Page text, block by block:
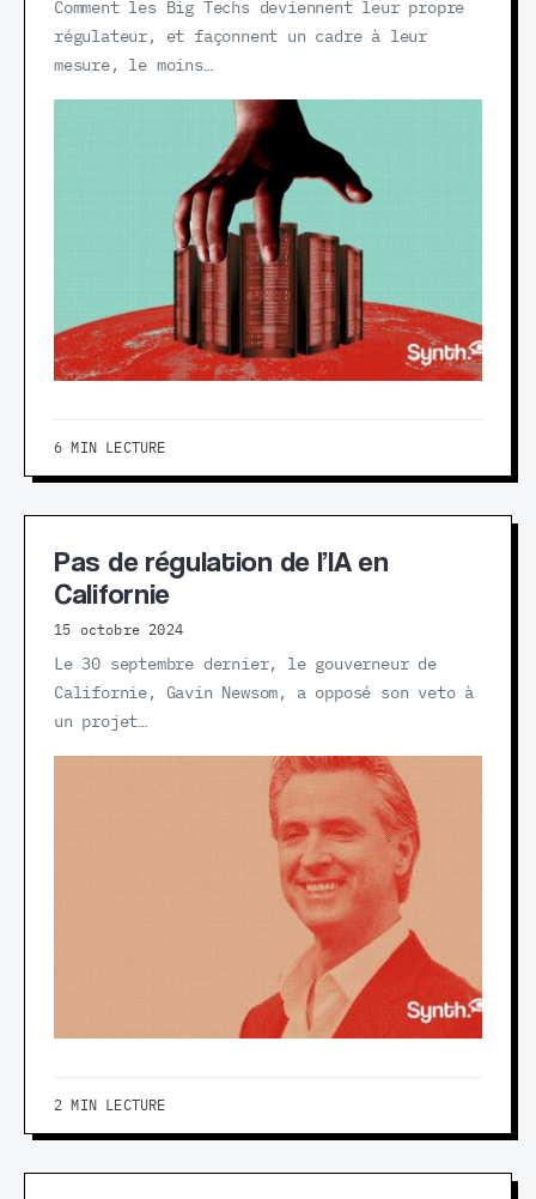
Comment les Big Techs deviennent leur propre
régulateur, et façonnent un cadre à leur
mesure, le moins…
6 MIN LECTURE
Pas de régulation de l’IA en
Californie
15 octobre 2024
Le 30 septembre dernier, le gouverneur de
Californie, Gavin Newsom, a opposé son veto à
un projet…
2 MIN LECTURE